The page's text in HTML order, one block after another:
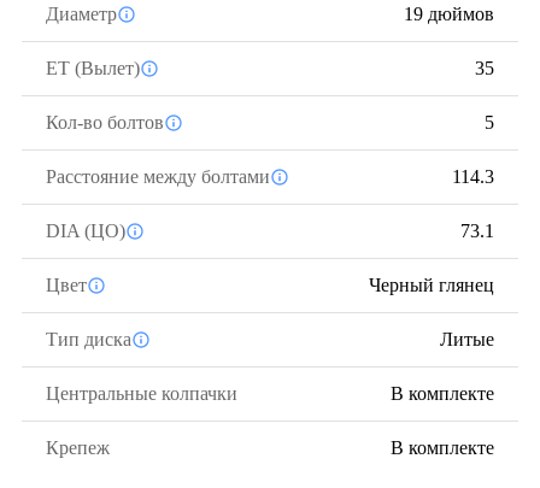
Диаметр 19 дюймов
ЕТ (Вылет) 35
Кол-во болтов 5
Расстояние между болтами 114.3
DIA (ЦО) 73.1
Цвет Черный глянец
Тип диска Литые
Центральные колпачки В комплекте
Крепеж В комплекте